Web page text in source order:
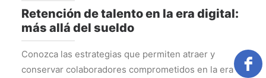
Retención de talento en la era digital:
más allá del sueldo
Conozca las estrategias que permiten atraer y
conservar colaboradores comprometidos en la era